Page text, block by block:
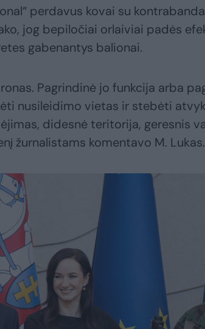
perdavus kovai su
jog bepiločiai orlaiviai padės
gabenantys balionai.
Pagrindinė jo funkcija arba
nusileidimo vietas ir stebėti
didesnė teritorija, geresnis
žurnalistams komentavo M. Lukas.